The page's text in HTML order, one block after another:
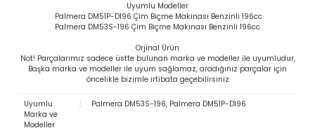
Uyumlu Modeller
Palmera DM51P-D196 Çim Biçme Makinası Benzinli 196cc
Palmera DM53S-196 Çim Biçme Makinası Benzinli 196cc
Orjinal Ürün
Not! Parçalarımız sadece üstte bulunan marka ve modeller ile uyumludur,
Başka marka ve modeller ile uyum sağlamaz, aradığınız parçalar için
öncelikle bizimle irtibata geçebilirsiniz
Uyumlu
Marka ve
Modeller
: Palmera DM53S-196, Palmera DM51P-D196